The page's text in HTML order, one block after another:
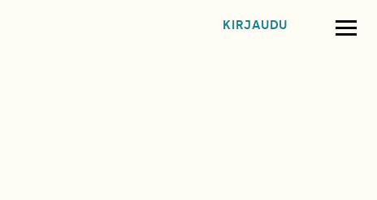
KIRJAUDU